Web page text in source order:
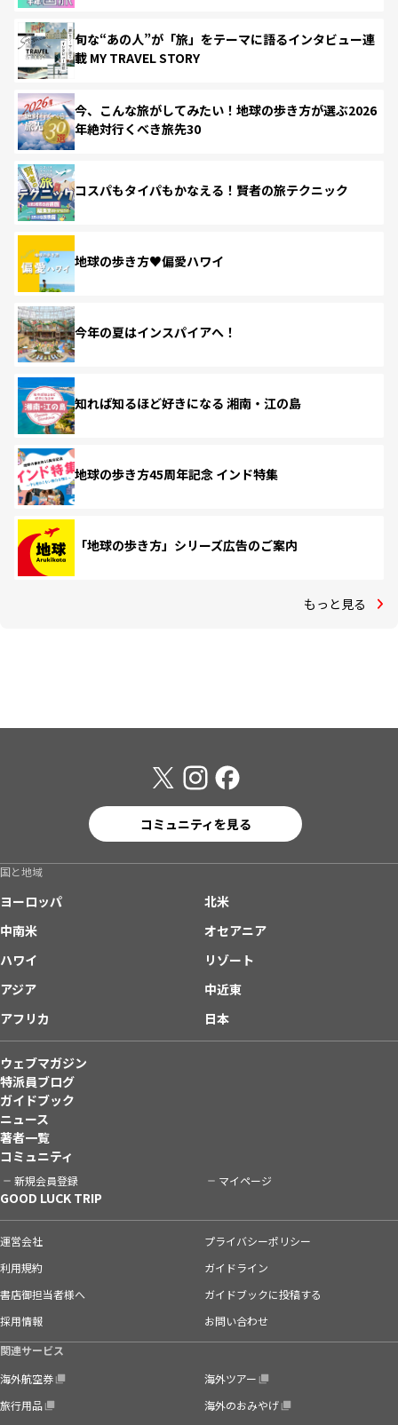
旬な“あの人”が「旅」をテーマに語るインタビュー連
載 MY TRAVEL STORY
今、こんな旅がしてみたい！地球の歩き方が選ぶ2026
年絶対行くべき旅先30
コスパもタイパもかなえる！賢者の旅テクニック
地球の歩き方♥偏愛ハワイ
今年の夏はインスパイアへ！
知れば知るほど好きになる 湘南・江の島
地球の歩き方45周年記念 インド特集
「地球の歩き方」シリーズ広告のご案内
もっと見る
コミュニティを見る
国と地域
ヨーロッパ
北米
中南米
オセアニア
ハワイ
リゾート
アジア
中近東
アフリカ
日本
ウェブマガジン
特派員ブログ
ガイドブック
ニュース
著者一覧
コミュニティ
新規会員登録 マイページ
GOOD LUCK TRIP
運営会社
プライバシーポリシー
利用規約
ガイドライン
書店御担当者様へ
ガイドブックに投稿する
採用情報
お問い合わせ
関連サービス
海外航空券
海外ツアー
旅行用品
海外のおみやげ